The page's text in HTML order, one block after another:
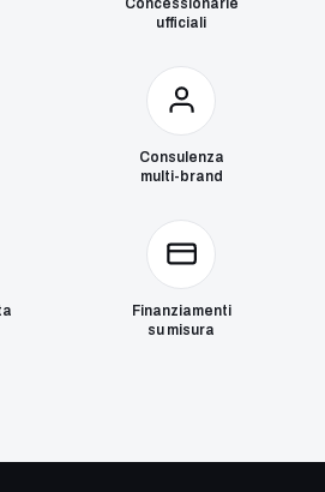
ufficiali
Consulenza
multi-brand
Finanziamenti
su misura